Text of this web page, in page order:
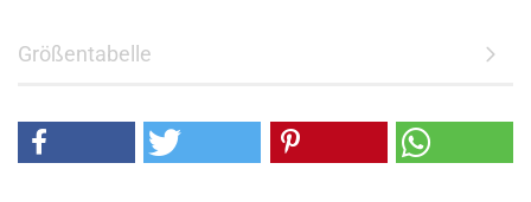
Größentabelle